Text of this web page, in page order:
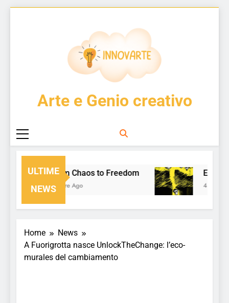
InnovArte
Arte e Genio creativo
ULTIME
NEWS
From Chaos to Freedom
22 Ore Ago
Enzo
4 Giorni
Home
News
A Fuorigrotta nasce UnlockTheChange: l’eco-
murales del cambiamento